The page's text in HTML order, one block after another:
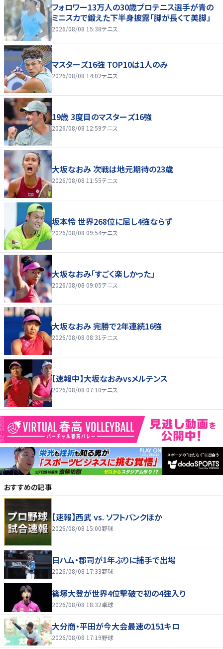
フォロワー13万人の30歳プロテニス選手が青の
ミニスカで鍛えた下半身披露「脚が長くて美脚」
2026/08/08 15:38テニス
マスターズ16強 TOP10は1人のみ
2026/08/08 14:02テニス
19歳 3度目のマスターズ16強
2026/08/08 12:59テニス
大坂なおみ 次戦は地元期待の23歳
2026/08/08 11:55テニス
坂本怜 世界268位に屈し4強ならず
2026/08/08 09:54テニス
大坂なおみ「すごく楽しかった」
2026/08/08 09:05テニス
大坂なおみ 完勝で2年連続16強
2026/08/08 08:31テニス
【速報中】大坂なおみvsメルテンス
2026/08/08 07:10テニス
おすすめの記事
【速報】西武 vs. ソフトバンクほか
2026/08/08 15:00野球
日ハム・郡司が1年ぶりに捕手で出場
2026/08/08 17:33野球
篠塚大登が世界4位撃破で初の4強入り
2026/08/08 18:32卓球
大分商・平田が今大会最速の151キロ
2026/08/08 17:19野球